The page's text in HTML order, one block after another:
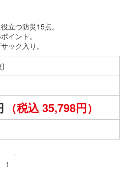
立つ防災15点。
イント。
ック入り。
（税込 35,798円）